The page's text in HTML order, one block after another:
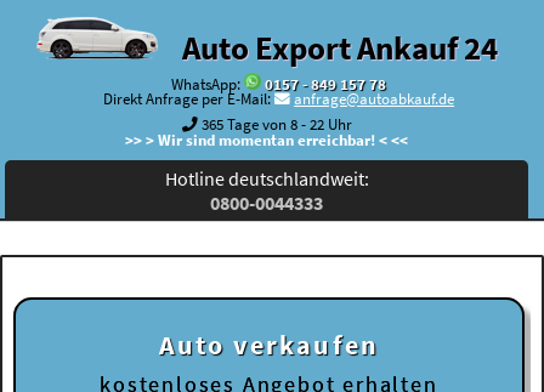
Auto Export Ankauf 24
WhatsApp:
0157 - 849 157 78
Direkt Anfrage per E-Mail:
anfrage@autoabkauf.de
365 Tage von 8 - 22 Uhr
>> > Wir sind momentan erreichbar! < <<
Hotline deutschlandweit:
0800-0044333
Auto verkaufen
kostenloses Angebot erhalten